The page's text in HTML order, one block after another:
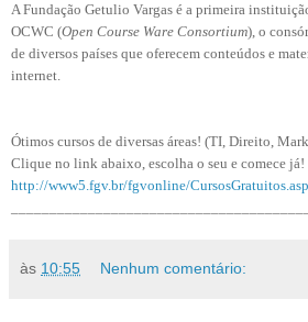
A Fundação Getulio Vargas é a primeira
OCWC (Open Course Ware Consortium), o
de diversos países que oferecem conteúdos e
internet.
Ótimos cursos de diversas áreas! (TI, Direito,
Clique no link abaixo, escolha o seu e comece já!
http://www5.fgv.br/fgvonline/
às 10:55 Nenhum comentário: